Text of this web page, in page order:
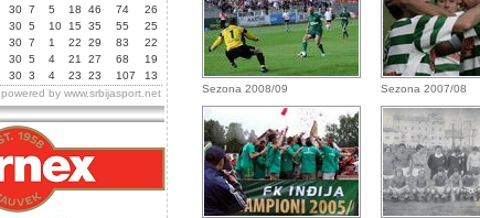
30 7 5 18 46 74
26
30 5 10 15 35 55
25
30 7 1 22 29 83
22
30 5 4 21 27 68
19
30 3 4 23 23 107
13
powered by www.srbijasport.net Sezona 2008/09 Sezona 2007/08